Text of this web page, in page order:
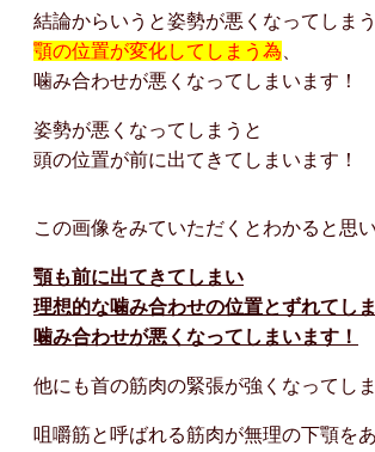
結論からいうと姿勢が悪くなってしま
顎の位置が変化してしまう為
噛み合わせが悪くなってしまいます！
姿勢が悪くなってしまうと
頭の位置が前に出てきてしまいます！
この画像をみていただくとわかると思い
顎も前に出てきてしまい
理想的な噛み合わせの位置とずれてしま
噛み合わせが悪くなってしまいます！
他にも首の筋肉の緊張が強くなってし
咀嚼筋と呼ばれる筋肉が無理の下顎を